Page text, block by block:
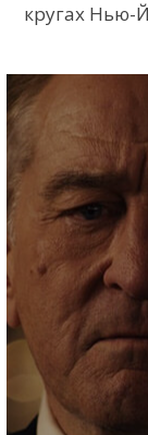
кругах Нью-